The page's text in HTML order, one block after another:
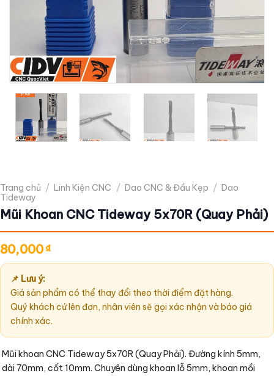
Trang chủ / Linh Kiện CNC / Dao CNC & Đầu Kẹp / Dao
Tideway
Mũi Khoan CNC Tideway 5x70R (Quay Phải)
80,000₫
📌 Lưu ý:
Giá sản phẩm có thể thay đổi theo thời điểm đặt hàng.
Quý khách cứ lên đơn, nhân viên sẽ gọi xác nhận và báo giá
chính xác.
Mũi khoan CNC Tideway 5x70R (Quay Phải). Đường kính 5mm,
dài 70mm, cốt 10mm. Chuyên dùng khoan lỗ 5mm, khoan mồi